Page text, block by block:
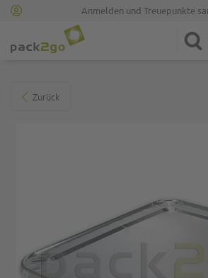
Anmelden und Treuepunkte
Zurück